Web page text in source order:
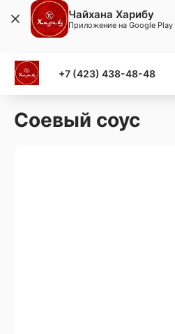
+7 (423) 438-48-48
Соевый соус
Чайхана Харибу
Приложение на Google Play